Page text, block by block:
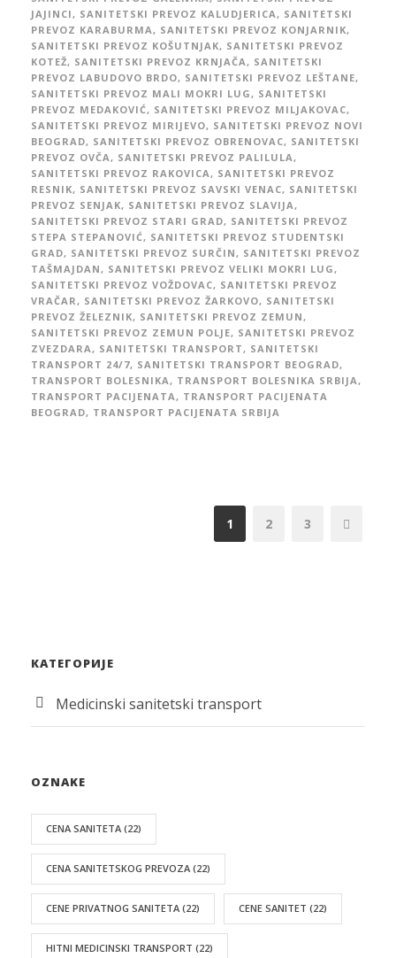
JAJINCI , SANITETSKI PREVOZ KALUDJERICA , SANITETSKI
PREVOZ KARABURMA , SANITETSKI PREVOZ KONJARNIK,
SANITETSKI PREVOZ KOŠUTNJAK, SANITETSKI PREVOZ
KOTEŽ, SANITETSKI PREVOZ KRNJAČA , SANITETSKI
PREVOZ LABUDOVO BRDO, SANITETSKI PREVOZ LEŠTANE,
SANITETSKI PREVOZ MALI MOKRI LUG , SANITETSKI
PREVOZ MEDAKOVIĆ, SANITETSKI PREVOZ MILJAKOVAC,
SANITETSKI PREVOZ MIRIJEVO, SANITETSKI PREVOZ NOVI
BEOGRAD, SANITETSKI PREVOZ OBRENOVAC, SANITETSKI
PREVOZ OVČA , SANITETSKI PREVOZ PALILULA ,
SANITETSKI PREVOZ RAKOVICA , SANITETSKI PREVOZ
RESNIK, SANITETSKI PREVOZ SAVSKI VENAC, SANITETSKI
PREVOZ SENJAK, SANITETSKI PREVOZ SLAVIJA ,
SANITETSKI PREVOZ STARI GRAD, SANITETSKI PREVOZ
STEPA STEPANOVIĆ, SANITETSKI PREVOZ STUDENTSKI
GRAD, SANITETSKI PREVOZ SURČIN , SANITETSKI PREVOZ
TAŠMAJDAN , SANITETSKI PREVOZ VELIKI MOKRI LUG ,
SANITETSKI PREVOZ VOŽDOVAC, SANITETSKI PREVOZ
VRAČAR , SANITETSKI PREVOZ ŽARKOVO, SANITETSKI
PREVOZ ŽELEZNIK, SANITETSKI PREVOZ ZEMUN ,
SANITETSKI PREVOZ ZEMUN POLJE, SANITETSKI PREVOZ
ZVEZDARA , SANITETSKI TRANSPORT , SANITETSKI
TRANSPORT 24/7, SANITETSKI TRANSPORT BEOGRAD,
TRANSPORT BOLESNIKA , TRANSPORT BOLESNIKA SRBIJA ,
TRANSPORT PACIJENATA , TRANSPORT PACIJENATA
BEOGRAD, TRANSPORT PACIJENATA SRBIJA
1 2 3
КАТЕГОРИЈЕ
Medicinski sanitetski transport
OZNAKE
CENA SANITETA (22)
CENA SANITETSKOG PREVOZA (22)
CENE PRIVATNOG SANITETA (22) CENE SANITET (22)
HITNI MEDICINSKI TRANSPORT (22)